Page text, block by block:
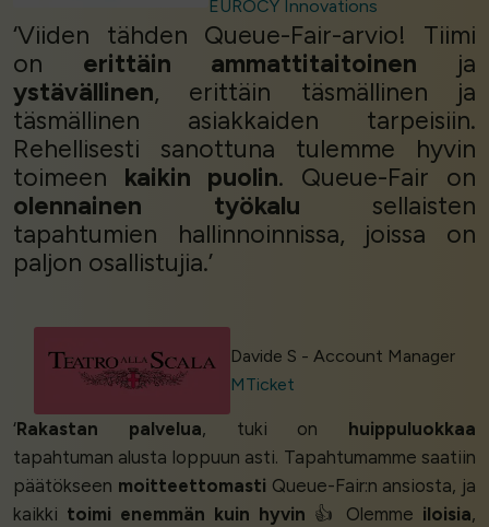
EUROCY Innovations
‘Viiden tähden Queue-Fair-arvio! Tiimi
on erittäin ammattitaitoinen ja
ystävällinen, erittäin täsmällinen ja
täsmällinen asiakkaiden tarpeisiin.
Rehellisesti sanottuna tulemme hyvin
toimeen kaikin puolin. Queue-Fair on
olennainen työkalu sellaisten
tapahtumien hallinnoinnissa, joissa on
paljon osallistujia.’
Davide S - Account Manager
MTicket
‘Rakastan palvelua, tuki on huippuluokkaa
tapahtuman alusta loppuun asti. Tapahtumamme saatiin
päätökseen moitteettomasti Queue-Fair:n ansiosta, ja
kaikki toimi enemmän kuin hyvin 👍 Olemme iloisia,